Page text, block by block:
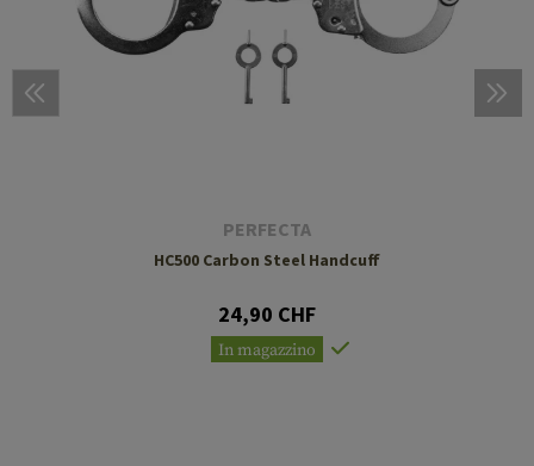
PERFECTA
HC500 Carbon Steel Handcuff
24,90 CHF
In magazzino